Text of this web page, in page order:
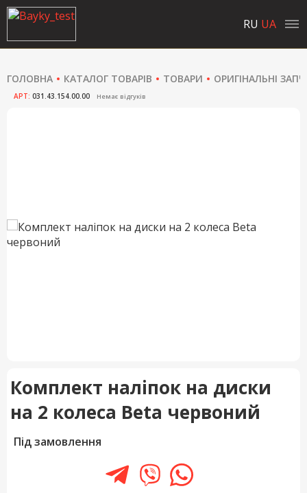
RU UA
ГОЛОВНА КАТАЛОГ ТОВАРІВ ТОВАРИ ОРИГІНАЛЬНІ
АРТ: 031.43.154.00.00 Немає відгуків
Комплект наліпок на диски
на 2 колеса Beta червоний
Під замовлення